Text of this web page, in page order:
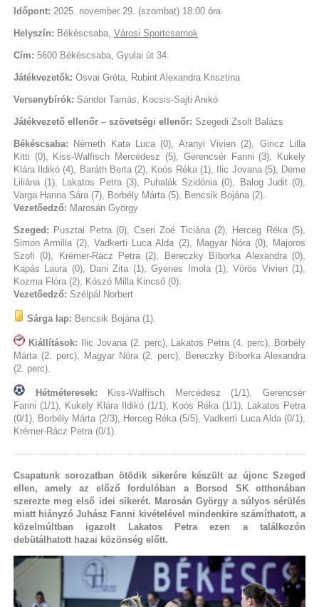
Időpont: 2025. november 29. (szombat) 18:00 óra
Helyszín: Békéscsaba, Városi Sportcsarnok
Cím: 5600 Békéscsaba, Gyulai út 34.
Játékvezetők: Osvai Gréta, Rubint Alexandra Krisztina
Versenybírók: Sándor Tamás, Kocsis-Sajti Anikó
Játékvezető ellenőr – szövetségi ellenőr: Szegedi Zsolt Balázs
Békéscsaba: Németh Kata Luca (0), Aranyi Vivien (2), Giricz Lilla
Kitti (0), Kiss-Walfisch Mercédesz (5), Gerencsér Fanni (3), Kukely
Klára Ildikó (4), Baráth Berta (2), Koós Réka (1), Ilic Jovana (5), Deme
Liliána (1), Lakatos Petra (3), Puhalák Szidónia (0), Balog Judit (0),
Varga Hanna Sára (7), Borbély Márta (5), Bencsik Bojána (2).
Vezetőedző: Marosán György
Szeged: Pusztai Petra (0), Cseri Zoé Ticiána (2), Herceg Réka (5),
Simon Armilla (2), Vadkerti Luca Alda (2), Magyar Nóra (0), Majoros
Szofi (0), Krémer-Rácz Petra (2), Bereczky Bíborka Alexandra (0),
Kapás Laura (0), Dani Zita (1), Gyenes Imola (1), Vörös Vivien (1),
Kozma Flóra (2), Kószó Milla Kincső (0).
Vezetőedző: Szélpál Norbert
Sárga lap: Bencsik Bojána (1).
Kiállítások: Ilic Jovana (2. perc), Lakatos Petra (4. perc), Borbély
Márta (2. perc), Magyar Nóra (2. perc), Bereczky Bíborka Alexandra
(2. perc).
Hétméteresek: Kiss-Walfisch Mercédesz (1/1), Gerencsér
Fanni (1/1), Kukely Klára Ildikó (1/1), Koós Réka (1/1), Lakatos Petra
(0/1), Borbély Márta (2/3), Herceg Réka (5/5), Vadkerti Luca Alda (0/1),
Krémer-Rácz Petra (0/1).
Csapatunk sorozatban ötödik sikerére készült az újonc Szeged
ellen, amely az előző fordulóban a Borsod SK otthonában
szerezte meg első idei sikerét. Marosán György a súlyos sérülés
miatt hiányzó Juhász Fanni kivételével mindenkire számíthatott, a
közelmúltban igazolt Lakatos Petra ezen a találkozón
debütálhatott hazai közönség előtt.